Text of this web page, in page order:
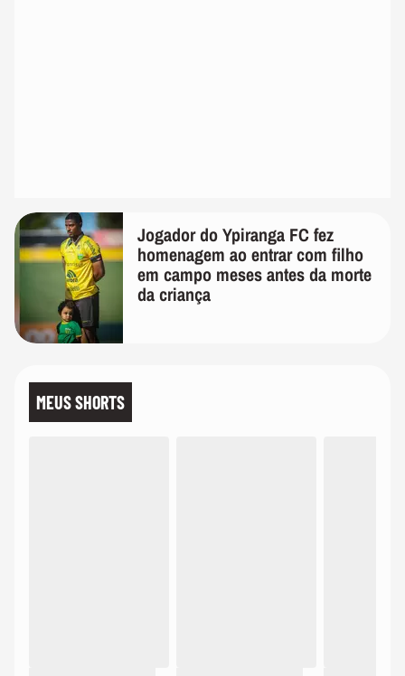
Jogador do Ypiranga FC fez
homenagem ao entrar com filho
em campo meses antes da morte
da criança
MEUS SHORTS